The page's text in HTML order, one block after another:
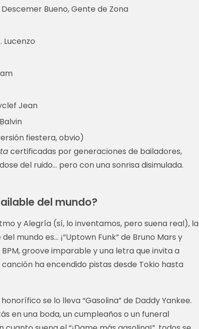
Descemer Bueno, Gente de Zona
Lucenzo
Jean
fiestera, obvio)
certificadas por generaciones de bailadores,
del ruido… pero con una sonrisa disimulada.
del mundo?
y Alegría (sí, lo inventamos, pero suena real), la
mundo es… ¡“Uptown Funk” de Bruno Mars y
BPM, groove imparable y una letra que invita a
ha encendido pistas desde Tokio hasta
se lo lleva “Gasolina” de Daddy Yankee.
en una boda, un cumpleaños o un funeral